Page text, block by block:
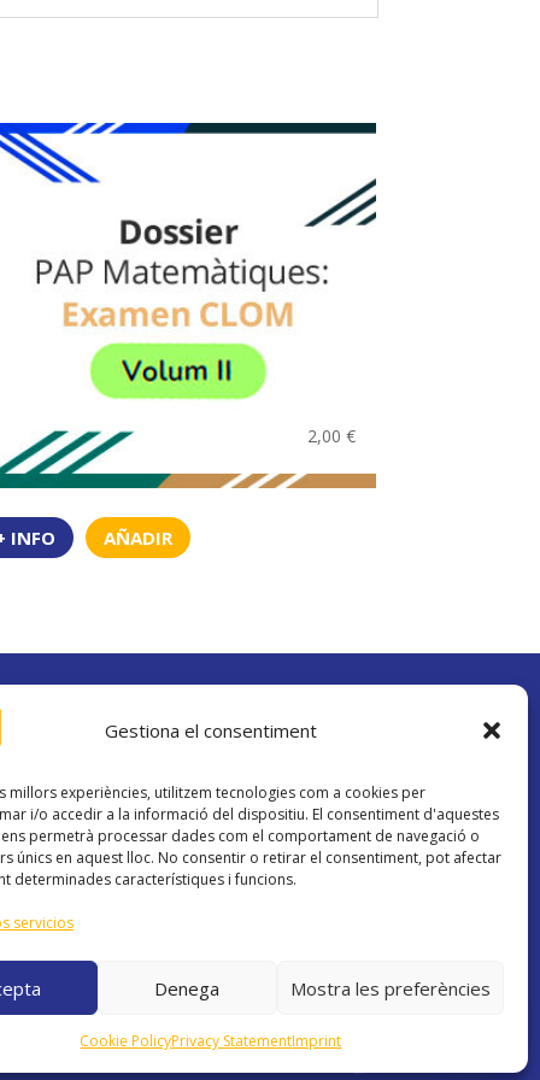
Gestiona el consentiment
millors experiències, utilitzem tecnologies com a cookies per
i/o accedir a la informació del dispositiu. El consentiment d'aquestes
permetrà processar dades com el comportament de navegació o
únics en aquest lloc. No consentir o retirar el consentiment, pot afectar
determinades característiques i funcions.
servicios
Denega Mostra les preferències
Cookie PolicyPrivacy StatementImprint
2,00€
INFO AÑADIR
de
Contacto
info@academiacosmik.com
648 214 313